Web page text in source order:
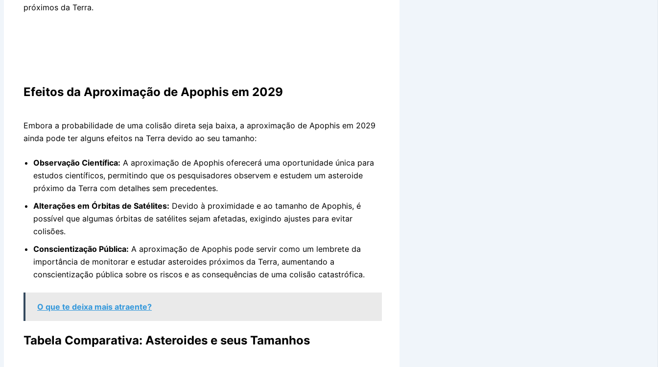
próximos da Terra.
Efeitos da Aproximação de Apophis em 2029
Embora a probabilidade de uma colisão direta seja baixa, a aproximação de Apophis em 2029
ainda pode ter alguns efeitos na Terra devido ao seu tamanho:
Observação Científica: A aproximação de Apophis oferecerá uma oportunidade única para
estudos científicos, permitindo que os pesquisadores observem e estudem um asteroide
próximo da Terra com detalhes sem precedentes.
Alterações em Órbitas de Satélites: Devido à proximidade e ao tamanho de Apophis, é
possível que algumas órbitas de satélites sejam afetadas, exigindo ajustes para evitar
colisões.
Conscientização Pública: A aproximação de Apophis pode servir como um lembrete da
importância de monitorar e estudar asteroides próximos da Terra, aumentando a
conscientização pública sobre os riscos e as consequências de uma colisão catastrófica.
O que te deixa mais atraente?
Tabela Comparativa: Asteroides e seus Tamanhos